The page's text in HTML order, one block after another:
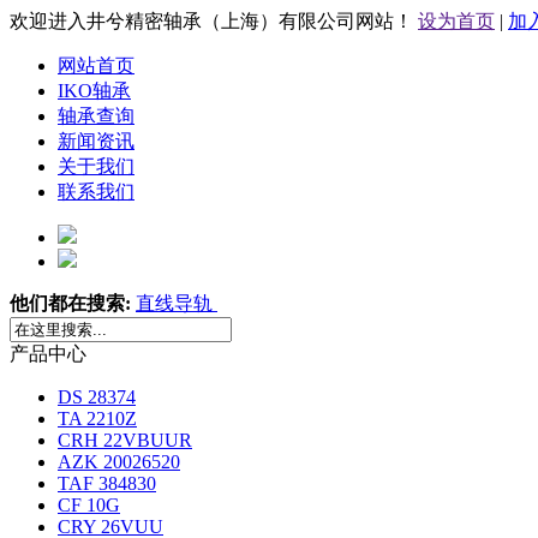
欢迎进入井兮精密轴承（上海）有限公司网站！ 设为首页 | 加
网站首页
IKO轴承
轴承查询
新闻资讯
关于我们
联系我们
他们都在搜索: 直线导轨
产品中心
DS 28374
TA 2210Z
CRH 22VBUUR
AZK 20026520
TAF 384830
CF 10G
CRY 26VUU